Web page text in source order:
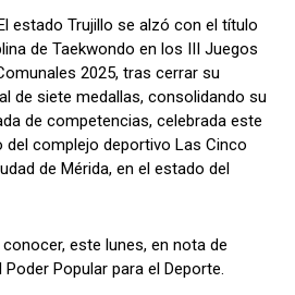
estado Trujillo se alzó con el título
de Taekwondo en los III Juegos
2025, tras cerrar su
de siete medallas, consolidando su
de competencias, celebrada este
del complejo deportivo Las Cinco
de Mérida, en el estado del
este lunes, en nota de
Popular para el Deporte.